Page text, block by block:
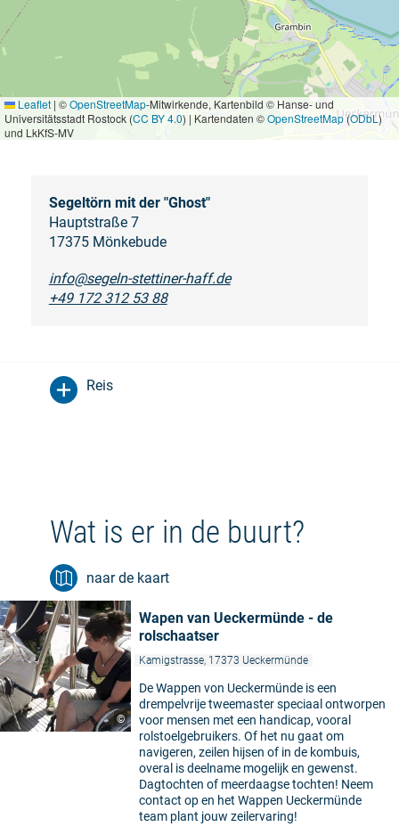
Leaflet | ©OpenStreetMap-Mitwirkende, Kartenbild © Hanse- und
Universitätsstadt Rostock (CC BY 4.0) | Kartendaten ©OpenStreetMap(ODbL)
und LkKfS-MV
Segeltörn mit der "Ghost"
Hauptstraße 7
17375 Mönkebude
info@segeln-stettiner-haff.de
+49 172 312 53 88
Reis
Wat is er in de buurt?
naar de kaart
©
Wapen van Ueckermünde - de
rolschaatser
Kamigstrasse, 17373 Ueckermünde
De Wappen von Ueckermünde is een
drempelvrije tweemaster speciaal ontworpen
voor mensen met een handicap, vooral
rolstoelgebruikers. Of het nu gaat om
navigeren, zeilen hijsen of in de kombuis,
overal is deelname mogelijk en gewenst.
Dagtochten of meerdaagse tochten! Neem
contact op en het Wappen Ueckermünde
team plant jouw zeilervaring!